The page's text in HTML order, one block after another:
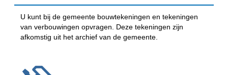
U kunt bij de gemeente bouwtekeningen en tekeningen
van verbouwingen opvragen. Deze tekeningen zijn
afkomstig uit het archief van de gemeente.